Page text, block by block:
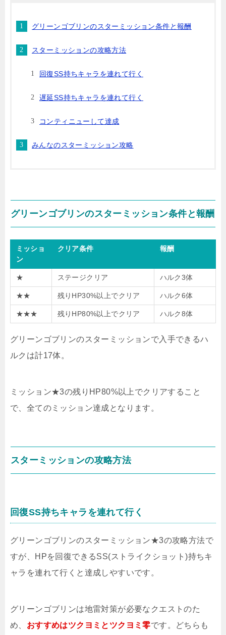
グリーンゴブリンのスターミッション条件と報酬
スターミッションの攻略方法
回復SS持ちキャラを連れて行く
遅延SS持ちキャラを連れて行く
コンティニューして達成
みんなのスターミッション攻略
グリーンゴブリンのスターミッション条件と報酬
ミッショ
ン
クリア条件 報酬
★ ステージクリア ハルク3体
★★ 残りHP30%以上でクリア ハルク6体
★★★ 残りHP80%以上でクリア ハルク8体
グリーンゴブリンのスターミッションで入手できるハ
ルクは計17体。
ミッション★3の残りHP80%以上でクリアすること
で、全てのミッション達成となります。
スターミッションの攻略方法
回復SS持ちキャラを連れて行く
グリーンゴブリンのスターミッション★3の攻略方法で
すが、HPを回復できるSS(ストライクショット)持ちキ
ャラを連れて行くと達成しやすいです。
グリーンゴブリンは地雷対策が必要なクエストのた
め、 おすすめはツクヨミとツクヨミ零です。どちらも